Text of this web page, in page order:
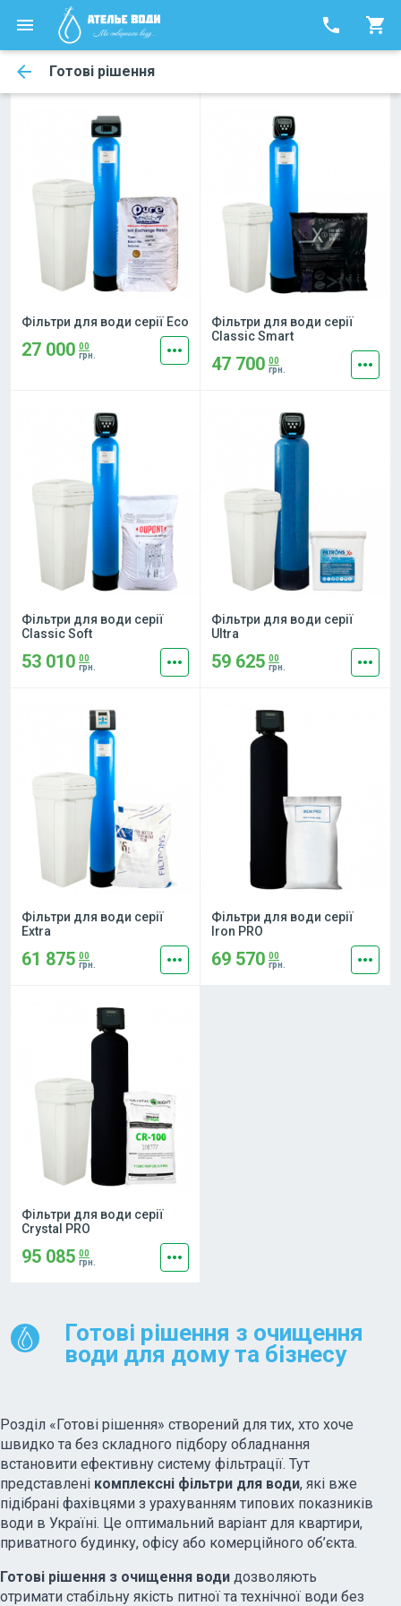
phone shopping_cart
Готові рішення
arrow_back
Фільтри для води серії Eco
27 000 00
грн.
more_horiz
Фільтри для води серії
Classic Smart
47 700 00
грн.
more_horiz
Фільтри для води серії
Classic Soft
53 010 00
грн.
more_horiz
Фільтри для води серії
Ultra
59 625 00
грн.
more_horiz
Фільтри для води серії
Extra
61 875 00
грн.
more_horiz
Фільтри для води серії
Iron PRO
69 570 00
грн.
more_horiz
Фільтри для води серії
Crystal PRO
95 085 00
грн.
more_horiz
Готові рішення з очищення
води для дому та бізнесу
Розділ «Готові рішення» створений для тих, хто хоче
швидко та без складного підбору обладнання
встановити ефективну систему фільтрації. Тут
представлені комплексні фільтри для води, які вже
підібрані фахівцями з урахуванням типових показників
води в Україні. Це оптимальний варіант для квартири,
приватного будинку, офісу або комерційного об’єкта.
Готові рішення з очищення води дозволяють
отримати стабільну якість питної та технічної води без